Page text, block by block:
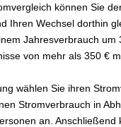
können Sie
Ihren Wechsel dorthin
Jahresverbrauch um
von mehr als 350 €
wählen Sie ihren
Stromverbrauch in
an. Anschließend